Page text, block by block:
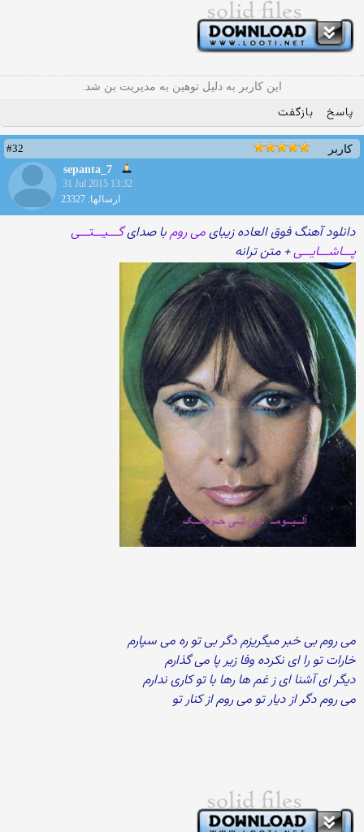
این کاربر به دلیل توهین به مدیریت بن شد.
پاسخ بازگفت
کاربر
#32
sepanta_7
31 Jul 2015 13:32
ارسالها: 23327
دانلود آهنگ فوق العاده زیبایمی رومبا صدایگـــیـــتـــی
پـــاشـــایـــی+ متن ترانه
می روم بی خبر میگریزم دگر بی تو ره می سپارم
خارات تو را ای نکرده وفا زیر پا می گذارم
دیگر ای آشنا ای ز غم ها رها با تو کاری ندارم
می روم دگر از دیار تو می روم از کنار تو